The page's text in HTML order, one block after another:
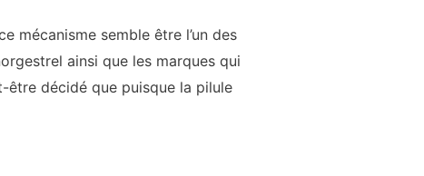
mécanisme semble être l’un des
ainsi que les marques qui
être décidé que puisque la pilule